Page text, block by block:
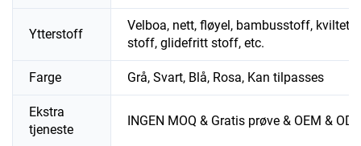
Ytterstoff
Velboa, nett, fløyel, bambusstoff, kviltet
stoff, glidefritt stoff, etc.
Farge Grå, Svart, Blå, Rosa, Kan tilpasses
Ekstra
tjeneste
INGEN MOQ & Gratis prøve & OEM &